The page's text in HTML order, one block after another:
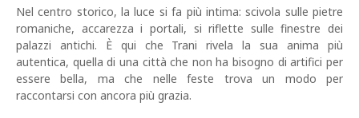
Nel centro storico, la luce si fa più intima: scivola sulle pietre
romaniche, accarezza i portali, si riflette sulle finestre dei
palazzi antichi. È qui che Trani rivela la sua anima più
autentica, quella di una città che non ha bisogno di artifici per
essere bella, ma che nelle feste trova un modo per
raccontarsi con ancora più grazia.